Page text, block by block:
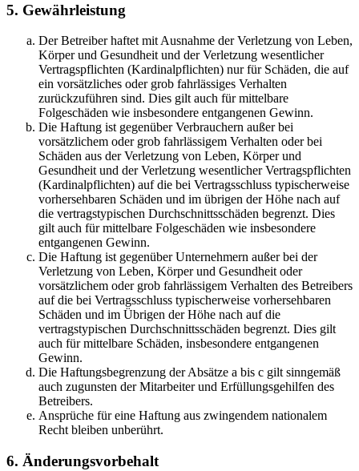
5. Gewährleistung
Der Betreiber haftet mit Ausnahme der Verletzung von Leben,
Körper und Gesundheit und der Verletzung wesentlicher
Vertragspflichten (Kardinalpflichten) nur für Schäden, die auf
ein vorsätzliches oder grob fahrlässiges Verhalten
zurückzuführen sind. Dies gilt auch für mittelbare
Folgeschäden wie insbesondere entgangenen Gewinn.
Die Haftung ist gegenüber Verbrauchern außer bei
vorsätzlichem oder grob fahrlässigem Verhalten oder bei
Schäden aus der Verletzung von Leben, Körper und
Gesundheit und der Verletzung wesentlicher Vertragspflichten
(Kardinalpflichten) auf die bei Vertragsschluss typischerweise
vorhersehbaren Schäden und im übrigen der Höhe nach auf
die vertragstypischen Durchschnittsschäden begrenzt. Dies
gilt auch für mittelbare Folgeschäden wie insbesondere
entgangenen Gewinn.
Die Haftung ist gegenüber Unternehmern außer bei der
Verletzung von Leben, Körper und Gesundheit oder
vorsätzlichem oder grob fahrlässigem Verhalten des Betreibers
auf die bei Vertragsschluss typischerweise vorhersehbaren
Schäden und im Übrigen der Höhe nach auf die
vertragstypischen Durchschnittsschäden begrenzt. Dies gilt
auch für mittelbare Schäden, insbesondere entgangenen
Gewinn.
Die Haftungsbegrenzung der Absätze a bis c gilt sinngemäß
auch zugunsten der Mitarbeiter und Erfüllungsgehilfen des
Betreibers.
Ansprüche für eine Haftung aus zwingendem nationalem
Recht bleiben unberührt.
6. Änderungsvorbehalt